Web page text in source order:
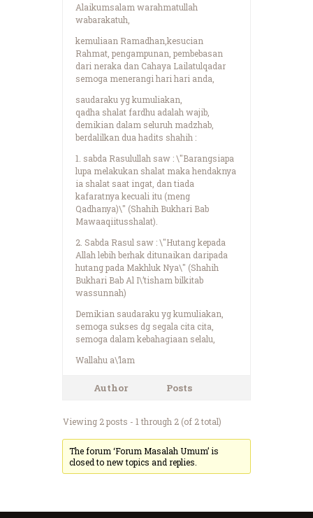
Alaikumsalam warahmatullah
wabarakatuh,
kemuliaan Ramadhan,kesucian
Rahmat, pengampunan, pembebasan
dari neraka dan Cahaya Lailatulqadar
semoga menerangi hari hari anda,
saudaraku yg kumuliakan,
qadha shalat fardhu adalah wajib,
demikian dalam seluruh madzhab,
berdalilkan dua hadits shahih :
1. sabda Rasulullah saw : \"Barangsiapa
lupa melakukan shalat maka hendaknya
ia shalat saat ingat, dan tiada
kafaratnya kecuali itu (meng
Qadhanya)\" (Shahih Bukhari Bab
Mawaaqiitusshalat).
2. Sabda Rasul saw : \"Hutang kepada
Allah lebih berhak ditunaikan daripada
hutang pada Makhluk Nya\" (Shahih
Bukhari Bab Al I\’tisham bilkitab
wassunnah)
Demikian saudaraku yg kumuliakan,
semoga sukses dg segala cita cita,
semoga dalam kebahagiaan selalu,
Wallahu a\’lam
Author Posts
Viewing 2 posts - 1 through 2 (of 2 total)
The forum ‘Forum Masalah Umum’ is
closed to new topics and replies.